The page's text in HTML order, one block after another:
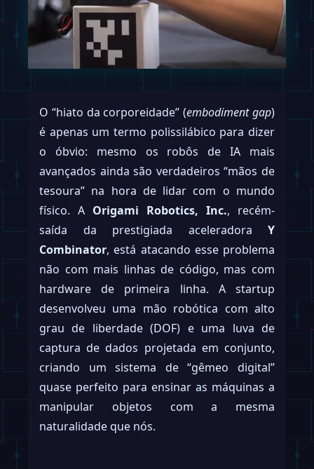
O “hiato da corporeidade” (embodiment gap)
é apenas um termo polissilábico para dizer
o óbvio: mesmo os robôs de IA mais
avançados ainda são verdadeiros “mãos de
tesoura” na hora de lidar com o mundo
físico. A Origami Robotics, Inc., recém-
saída da prestigiada aceleradora Y
Combinator, está atacando esse problema
não com mais linhas de código, mas com
hardware de primeira linha. A startup
desenvolveu uma mão robótica com alto
grau de liberdade (DOF) e uma luva de
captura de dados projetada em conjunto,
criando um sistema de “gêmeo digital”
quase perfeito para ensinar as máquinas a
manipular objetos com a mesma
naturalidade que nós.